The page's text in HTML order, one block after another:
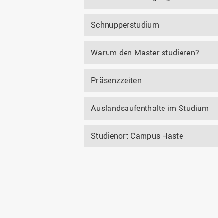
Schnupperstudium
Warum den Master studieren?
Präsenzzeiten
Auslandsaufenthalte im Studium
Studienort Campus Haste